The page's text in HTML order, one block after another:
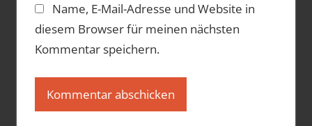
Name, E-Mail-Adresse und Website in
diesem Browser für meinen nächsten
Kommentar speichern.